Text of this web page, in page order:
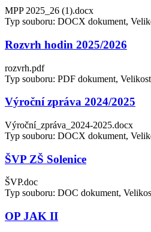
MPP 2025_26 (1).docx
Typ souboru: DOCX dokument,
Rozvrh hodin 2025/2026
rozvrh.pdf
Typ souboru: PDF dokument,
Výroční zpráva 2024/2025
Výroční_zpráva_2024-2025.docx
Typ souboru: DOCX dokument,
ŠVP ZŠ Solenice
ŠVP.doc
Typ souboru: DOC dokument,
OP JAK II